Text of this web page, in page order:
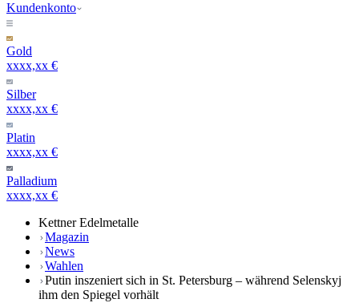
Kundenkonto
Gold
xxxx,xx €
Silber
xxxx,xx €
Platin
xxxx,xx €
Palladium
xxxx,xx €
Kettner Edelmetalle
Magazin
News
Wahlen
Putin inszeniert sich in St. Petersburg – während Selenskyj
ihm den Spiegel vorhält